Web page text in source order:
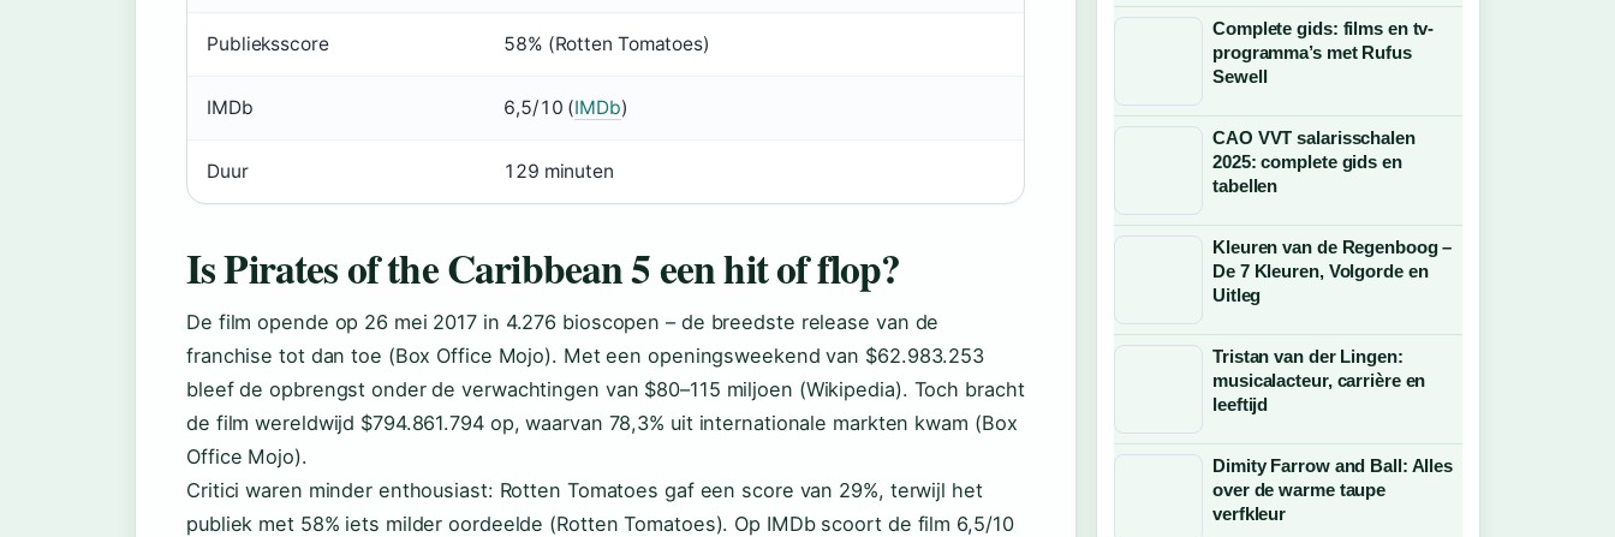
Publieksscore 58% (Rotten Tomatoes)
IMDb 6,5/10 (IMDb)
Duur 129 minuten
Is Pirates of the Caribbean 5 een hit of flop?
De film opende op 26 mei 2017 in 4.276 bioscopen – de breedste release van de
franchise tot dan toe (Box Office Mojo). Met een openingsweekend van $62.983.253
bleef de opbrengst onder de verwachtingen van $80–115 miljoen (Wikipedia). Toch bracht
de film wereldwijd $794.861.794 op, waarvan 78,3% uit internationale markten kwam (Box
Office Mojo).
Critici waren minder enthousiast: Rotten Tomatoes gaf een score van 29%, terwijl het
publiek met 58% iets milder oordeelde (Rotten Tomatoes). Op IMDb scoort de film 6,5/10
Complete gids: films en tv-
programma’s met Rufus
Sewell
CAO VVT salarisschalen
2025: complete gids en
tabellen
Kleuren van de Regenboog –
De 7 Kleuren, Volgorde en
Uitleg
Tristan van der Lingen:
musicalacteur, carrière en
leeftijd
Dimity Farrow and Ball: Alles
over de warme taupe
verfkleur